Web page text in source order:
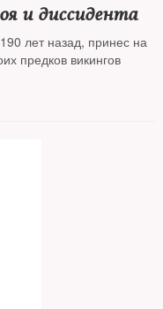
и диссидента
лет назад, принес на
предков викингов